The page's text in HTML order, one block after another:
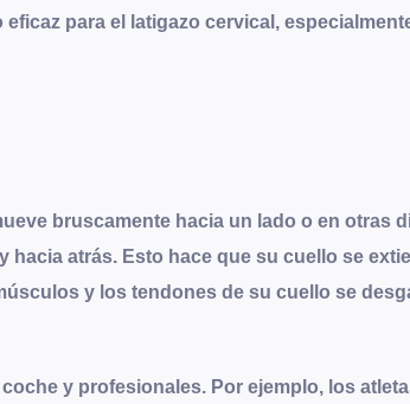
para el latigazo cervical,
bruscamente hacia un lado o en otras
atrás. Esto hace que su cuello se
y los tendones de su cuello se
y profesionales. Por ejemplo, los